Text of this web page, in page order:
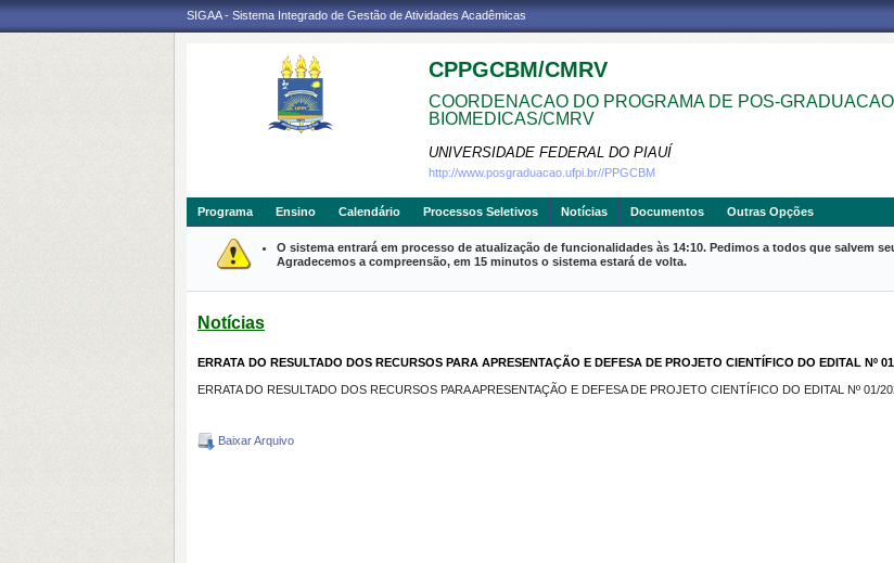
SIGAA - Sistema Integrado de Gestão de Atividades Acadêmicas
CPPGCBM/CMRV
COORDENACAO DO PROGRAMA DE POS-
BIOMEDICAS/CMRV
UNIVERSIDADE FEDERAL DO PIAUÍ
http://www.posgraduacao.ufpi.br//PPGCBM
Programa Ensino Calendário Processos Seletivos Notícias Documentos Outras Opções
O sistema entrará em processo de atualização de funcionalidades às 14:10. Pedimos a todos que salvem
Agradecemos a compreensão, em 15 minutos o sistema estará de volta.
Notícias
ERRATA DO RESULTADO DOS RECURSOS PARA APRESENTAÇÃO E DEFESA DE PROJETO CIENTÍFICO DO EDITAL Nº
ERRATA DO RESULTADO DOS RECURSOS PARA APRESENTAÇÃO E DEFESA DE PROJETO CIENTÍFICO DO EDITAL Nº 01/
Baixar Arquivo